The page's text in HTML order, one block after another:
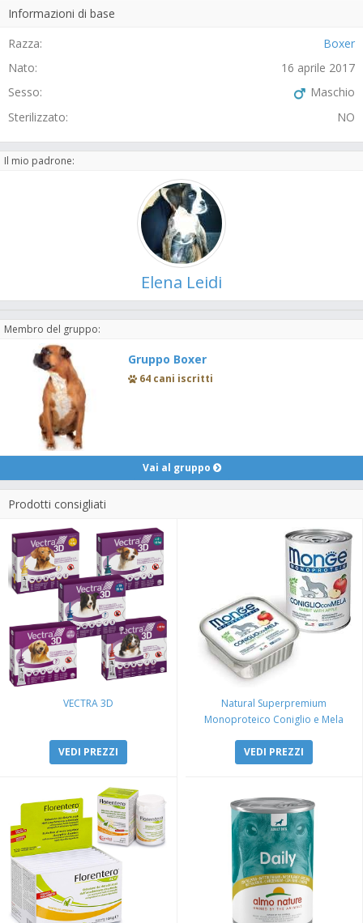
Informazioni di base
Razza:
Boxer
Nato:
16 aprile 2017
Sesso:
Maschio
Sterilizzato:
NO
Il mio padrone:
Elena Leidi
Membro del gruppo:
Gruppo Boxer
64 cani iscritti
Vai al gruppo
Prodotti consigliati
VECTRA 3D
VEDI PREZZI
Natural Superpremium
Monoproteico Coniglio e Mela
VEDI PREZZI